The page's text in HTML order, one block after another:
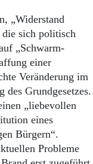
„Widerstand
die sich politisch
„Schwarm-
einer
Veränderung im
des Grundgesetzes.
„liebevollen
eines
Bürgern“.
Probleme